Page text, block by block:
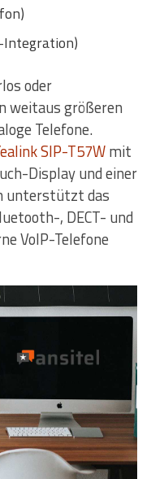
oder
weitaus größeren
Telefone.
SIP-T57Wmit
Display und einer
unterstützt das
, DECT- und
VoIP-Telefone